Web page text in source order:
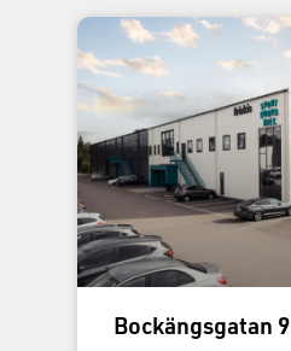
Bockängsgatan 9